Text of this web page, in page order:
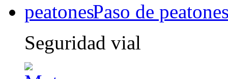
Paso de
Seguridad vial